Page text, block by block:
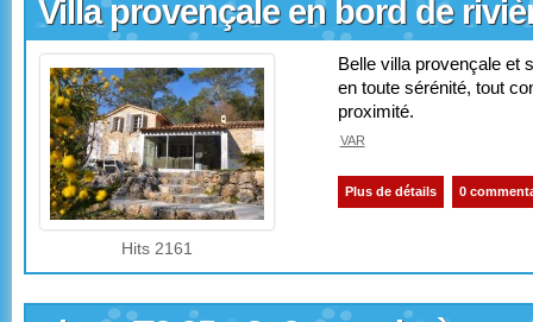
Villa provençale en bord de
Hits 2161
Belle villa provençale et
en toute sérénité, tout
proximité.
VAR
Plus de détails 0